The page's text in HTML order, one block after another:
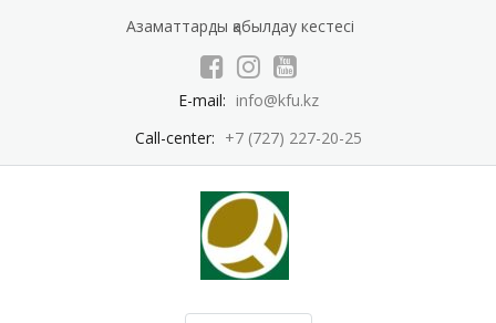
Азаматтарды қабылдау кестесі
E-mail: info@kfu.kz
Call-center: +7 (727) 227-20-25